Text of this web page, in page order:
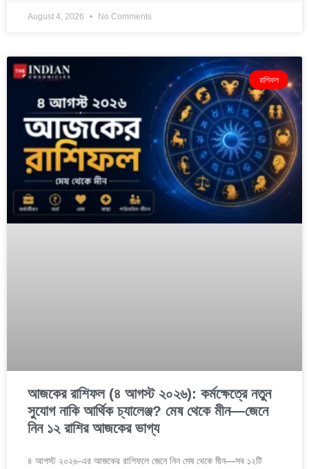
August 4, 2026 No Comments
রাশিফল
আজকের রাশিফল (৪ আগস্ট ২০২৬): কর্মক্ষেত্রে নতুন
সুযোগ নাকি আর্থিক চ্যালেঞ্জ? মেষ থেকে মীন—জেনে
নিন ১২ রাশির আজকের ভাগ্য
৪ আগস্ট ২০২৬-এর আজকের রাশিফলে জেনে নিন মেষ থেকে মীন—সব ১২টি